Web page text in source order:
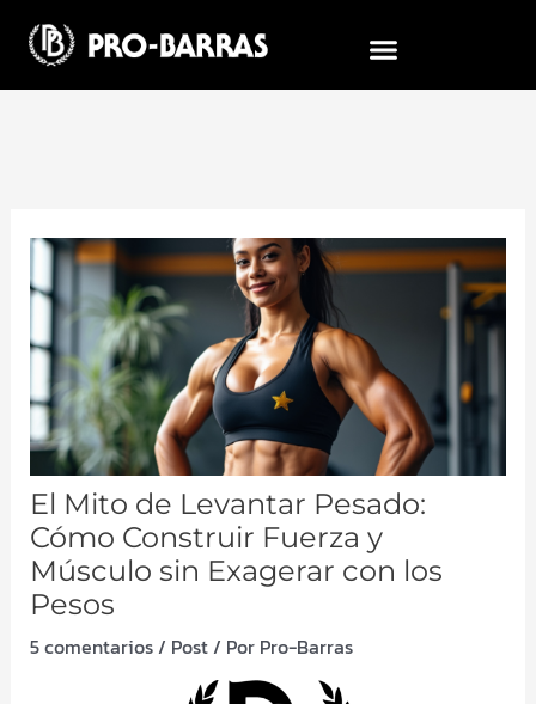
El Mito de Levantar Pesado:
Cómo Construir Fuerza y
Músculo sin Exagerar con los
Pesos
5 comentarios/ Post/ Por Pro-Barras
de